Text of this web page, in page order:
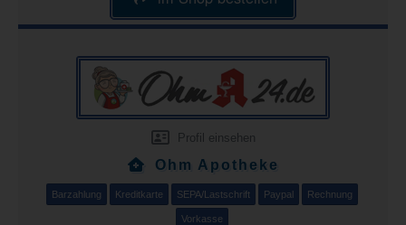
Profil einsehen
Ohm Apotheke
Barzahlung Kreditkarte SEPA/Lastschrift Paypal Rechnung
Vorkasse